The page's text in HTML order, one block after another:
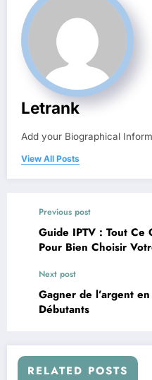
Letrank
Add your Biographical
View All Posts
Previous post
Guide IPTV : Tout Ce
Pour Bien Choisir
Next post
Gagner de l’argent
Débutants
RELATED POSTS